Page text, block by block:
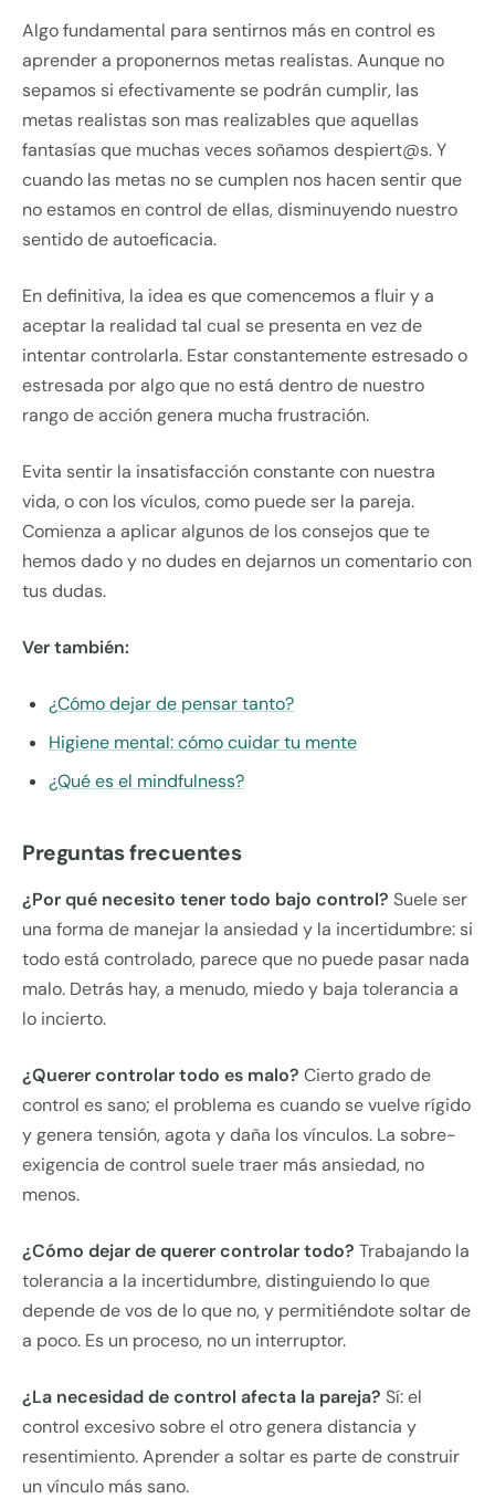
Algo fundamental para sentirnos más en control es
aprender a proponernos metas realistas. Aunque no
sepamos si efectivamente se podrán cumplir, las
metas realistas son mas realizables que aquellas
fantasías que muchas veces soñamos despiert@s. Y
cuando las metas no se cumplen nos hacen sentir que
no estamos en control de ellas, disminuyendo nuestro
sentido de autoeficacia.
En definitiva, la idea es que comencemos a fluir y a
aceptar la realidad tal cual se presenta en vez de
intentar controlarla. Estar constantemente estresado o
estresada por algo que no está dentro de nuestro
rango de acción genera mucha frustración.
Evita sentir la insatisfacción constante con nuestra
vida, o con los vículos, como puede ser la pareja.
Comienza a aplicar algunos de los consejos que te
hemos dado y no dudes en dejarnos un comentario con
tus dudas.
Ver también:
¿Cómo dejar de pensar tanto?
Higiene mental: cómo cuidar tu mente
¿Qué es el mindfulness?
Preguntas frecuentes
¿Por qué necesito tener todo bajo control? Suele ser
una forma de manejar la ansiedad y la incertidumbre: si
todo está controlado, parece que no puede pasar nada
malo. Detrás hay, a menudo, miedo y baja tolerancia a
lo incierto.
¿Querer controlar todo es malo? Cierto grado de
control es sano; el problema es cuando se vuelve rígido
y genera tensión, agota y daña los vínculos. La sobre-
exigencia de control suele traer más ansiedad, no
menos.
¿Cómo dejar de querer controlar todo? Trabajando la
tolerancia a la incertidumbre, distinguiendo lo que
depende de vos de lo que no, y permitiéndote soltar de
a poco. Es un proceso, no un interruptor.
¿La necesidad de control afecta la pareja? Sí: el
control excesivo sobre el otro genera distancia y
resentimiento. Aprender a soltar es parte de construir
un vínculo más sano.